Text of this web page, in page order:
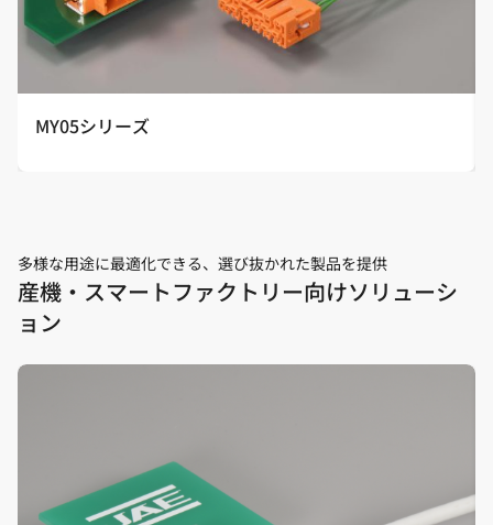
MY05シリーズ
多様な用途に最適化できる、選び抜かれた製品を提供
産機・スマートファクトリー向けソリューシ
ョン